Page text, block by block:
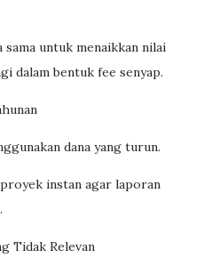
sama untuk menaikkan nilai
dalam bentuk fee senyap.
dana yang turun.
instan agar laporan
Tidak Relevan